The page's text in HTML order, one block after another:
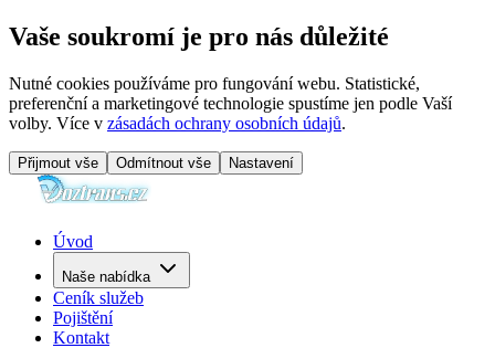
Vaše soukromí je pro nás důležité
Nutné cookies používáme pro fungování webu. Statistické,
preferenční a marketingové technologie spustíme jen podle Vaší
volby. Více v zásadách ochrany osobních údajů.
Přijmout vše Odmítnout vše Nastavení
Úvod
Naše nabídka
Ceník služeb
Pojištění
Kontakt